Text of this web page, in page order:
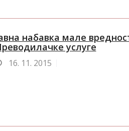
набавка мале
услуге
16. 11. 2015